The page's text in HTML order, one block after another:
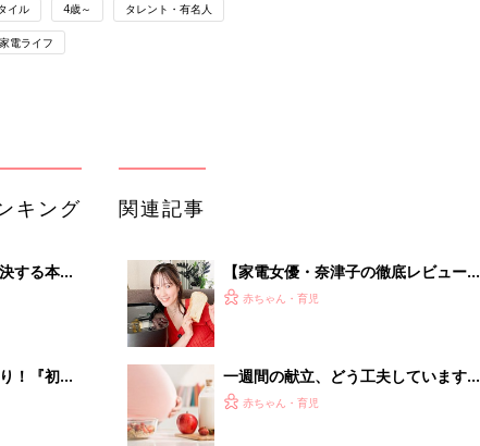
イル 4歳～ タレント・有名人
電ライフ
キング
する本
～2才
！『初め
頭大特
関連記事
【家電女優・奈津子の徹底レビュー】
絶品！低糖質パン&生食パンを実現。
赤ちゃん・育児
一週間の献立、どう工夫しています
か？－"まいにちのたまひよ"に寄せら
赤ちゃん・育児